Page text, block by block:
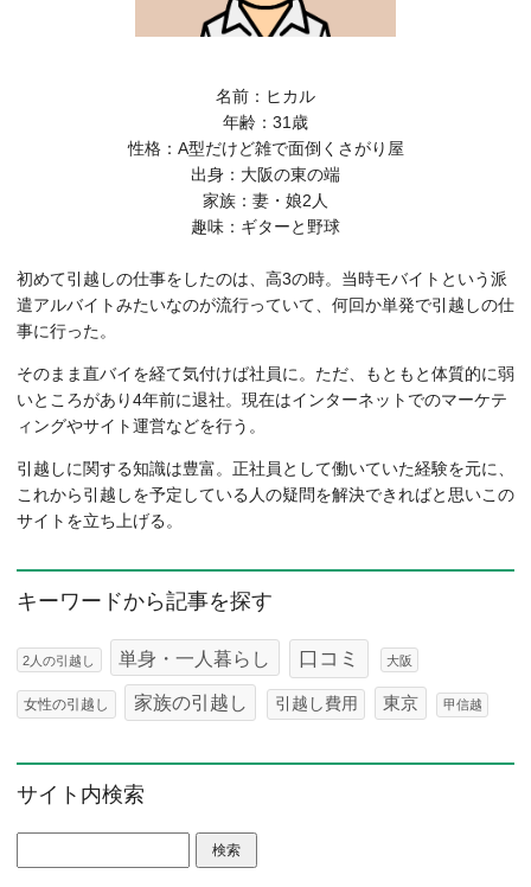
名前：ヒカル
年齢：31歳
性格：A型だけど雑で面倒くさがり屋
出身：大阪の東の端
家族：妻・娘2人
趣味：ギターと野球
初めて引越しの仕事をしたのは、高3の時。当時モバイトという派
遣アルバイトみたいなのが流行っていて、何回か単発で引越しの仕
事に行った。
そのまま直バイを経て気付けば社員に。ただ、もともと体質的に弱
いところがあり4年前に退社。現在はインターネットでのマーケテ
ィングやサイト運営などを行う。
引越しに関する知識は豊富。正社員として働いていた経験を元に、
これから引越しを予定している人の疑問を解決できればと思いこの
サイトを立ち上げる。
キーワードから記事を探す
2人の引越し 単身・一人暮らし 口コミ 大阪
女性の引越し 家族の引越し 引越し費用 東京 甲信越
サイト内検索